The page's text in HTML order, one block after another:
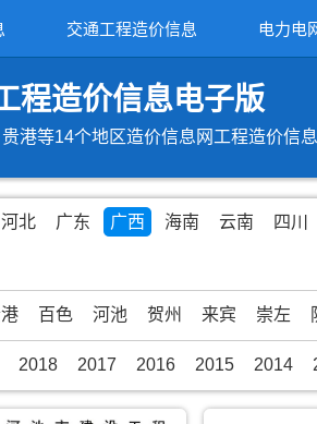
交通工程造价信息 电力电
程造价信息电子版
港等14个地区造价信息网工程造价信
河北 广东 广西 海南 云南 四川
百色 河池 贺州 来宾 崇左
2018 2017 2016 2015 2014